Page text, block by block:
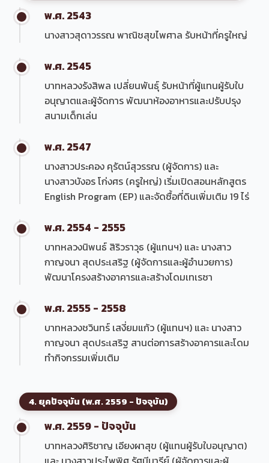
พ.ศ. 2543
นางสาวสุดาวรรณ พาณิชสุขไพศาล รับหน้าที่ครูใหญ่
พ.ศ. 2545
บาทหลวงรังสิพล เปลี่ยนพันธุ์ รับหน้าที่ผู้แทนผู้รับใบ
อนุญาตและผู้จัดการ พัฒนาห้องอาหารและปรับปรุง
สนามเด็กเล่น
พ.ศ. 2547
นางสาวประคอง คุรัตน์สุวรรณ (ผู้จัดการ) และ
นางสาวบังอร โก่งศร (ครูใหญ่) เริ่มเปิดสอนหลักสูตร
English Program (EP) และจัดซื้อที่ดินเพิ่มเติม 19 ไร่
พ.ศ. 2554 - 2555
บาทหลวงนิพนธ์ สิริวราวุธ (ผู้แทนฯ) และ นางสาว
กาญจนา สุดประเสริฐ (ผู้จัดการและผู้อำนวยการ)
พัฒนาโครงสร้างอาคารและสร้างโดมเทเรซา
พ.ศ. 2555 - 2558
บาทหลวงชวินทร์ เสงี่ยมแก้ว (ผู้แทนฯ) และ นางสาว
กาญจนา สุดประเสริฐ สานต่อการสร้างอาคารและโดม
ทำกิจกรรมเพิ่มเติม
4. ยุคปัจจุบัน (พ.ศ. 2559 - ปัจจุบัน)
พ.ศ. 2559 - ปัจจุบัน
บาทหลวงศิริชาญ เอียงผาสุข (ผู้แทนผู้รับใบอนุญาต)